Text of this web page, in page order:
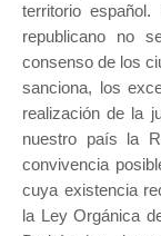
territorio
republicano no
consenso de los
sanciona, los
realización de la
nuestro país la
convivencia
cuya existencia
la Ley Orgánica